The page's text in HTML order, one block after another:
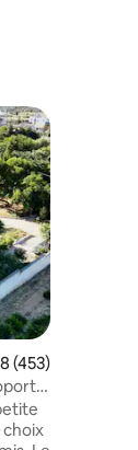
: 4,85 sur 5
moyenne
(453)